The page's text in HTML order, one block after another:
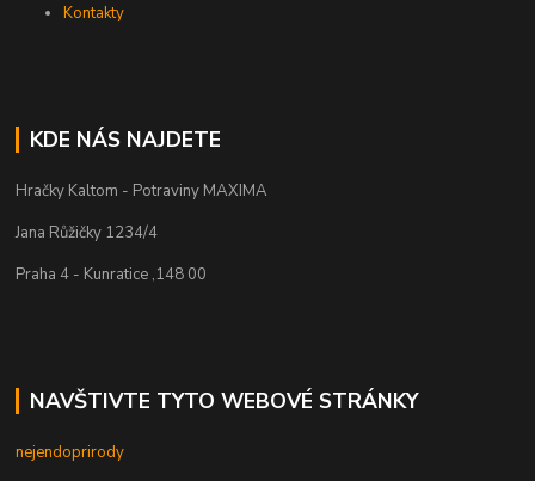
Kontakty
KDE NÁS NAJDETE
Hračky Kaltom - Potraviny MAXIMA
Jana Růžičky 1234/4
Praha 4 - Kunratice ,148 00
NAVŠTIVTE TYTO WEBOVÉ STRÁNKY
nejendoprirody